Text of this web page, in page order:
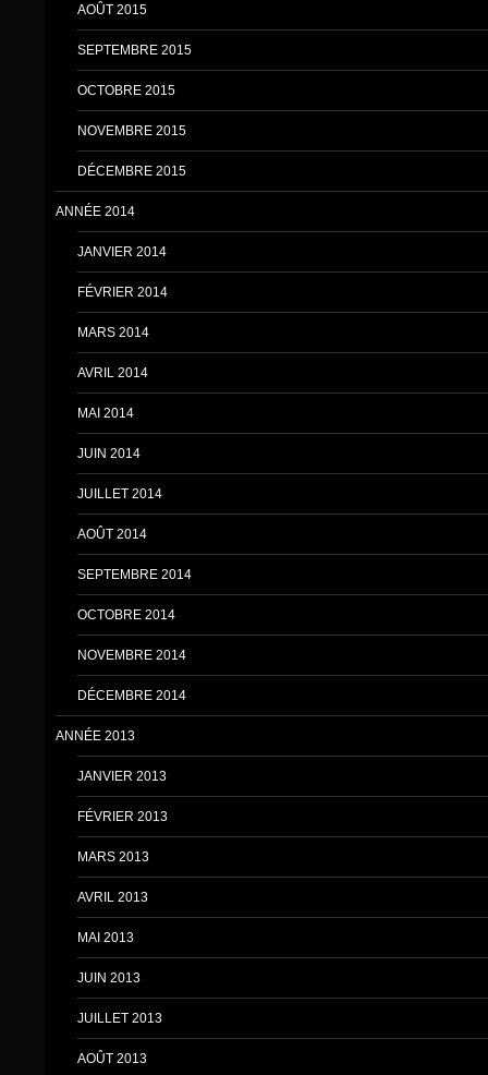
AOÛT 2015
SEPTEMBRE 2015
OCTOBRE 2015
NOVEMBRE 2015
DÉCEMBRE 2015
ANNÉE 2014
JANVIER 2014
FÉVRIER 2014
MARS 2014
AVRIL 2014
MAI 2014
JUIN 2014
JUILLET 2014
AOÛT 2014
SEPTEMBRE 2014
OCTOBRE 2014
NOVEMBRE 2014
DÉCEMBRE 2014
ANNÉE 2013
JANVIER 2013
FÉVRIER 2013
MARS 2013
AVRIL 2013
MAI 2013
JUIN 2013
JUILLET 2013
AOÛT 2013